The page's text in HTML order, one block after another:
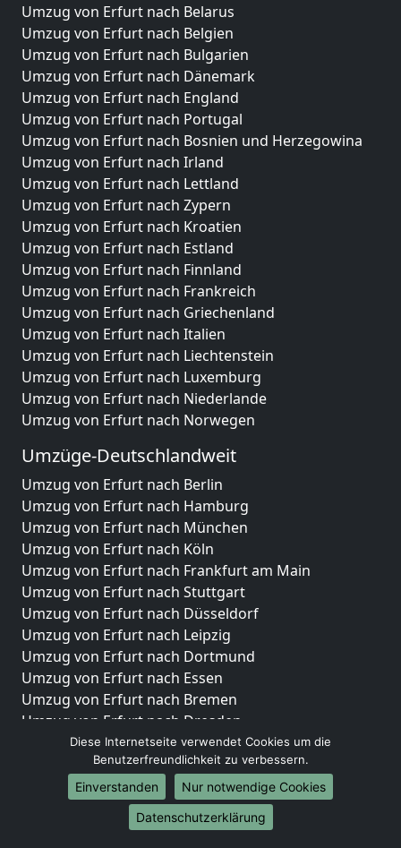
Umzug von Erfurt nach Belarus
Umzug von Erfurt nach Belgien
Umzug von Erfurt nach Bulgarien
Umzug von Erfurt nach Dänemark
Umzug von Erfurt nach England
Umzug von Erfurt nach Portugal
Umzug von Erfurt nach Bosnien und Herzegowina
Umzug von Erfurt nach Irland
Umzug von Erfurt nach Lettland
Umzug von Erfurt nach Zypern
Umzug von Erfurt nach Kroatien
Umzug von Erfurt nach Estland
Umzug von Erfurt nach Finnland
Umzug von Erfurt nach Frankreich
Umzug von Erfurt nach Griechenland
Umzug von Erfurt nach Italien
Umzug von Erfurt nach Liechtenstein
Umzug von Erfurt nach Luxemburg
Umzug von Erfurt nach Niederlande
Umzug von Erfurt nach Norwegen
Umzüge-Deutschlandweit
Umzug von Erfurt nach Berlin
Umzug von Erfurt nach Hamburg
Umzug von Erfurt nach München
Umzug von Erfurt nach Köln
Umzug von Erfurt nach Frankfurt am Main
Umzug von Erfurt nach Stuttgart
Umzug von Erfurt nach Düsseldorf
Umzug von Erfurt nach Leipzig
Umzug von Erfurt nach Dortmund
Umzug von Erfurt nach Essen
Umzug von Erfurt nach Bremen
Umzug von Erfurt nach Dresden
Umzug von Erfurt nach Hannover
Umzug von Erfurt nach Nürnberg
Umzug von Erfurt nach Duisburg
Umzug von Erfurt nach Bochum
Umzug von Erfurt nach Wuppertal
Diese Internetseite verwendet Cookies um die
Benutzerfreundlichkeit zu verbessern.
Einverstanden
Nur notwendige Cookies
Datenschutzerklärung